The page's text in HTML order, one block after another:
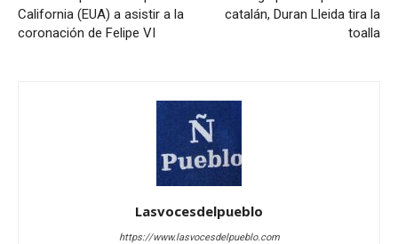
California (EUA) a asistir a la
coronación de Felipe VI
catalán, Duran Lleida tira la
toalla
Lasvocesdelpueblo
https://www.lasvocesdelpueblo.com